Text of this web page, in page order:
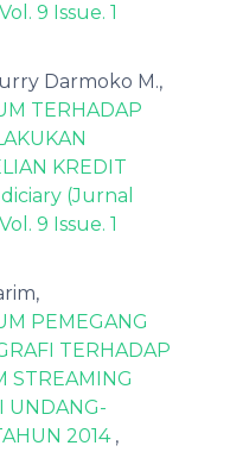
9 Issue. 1
Darmoko M.,
TERHADAP
KREDIT
(Jurnal
9 Issue. 1
PEMEGANG
TERHADAP
STREAMING
UNDANG-
2014 ,